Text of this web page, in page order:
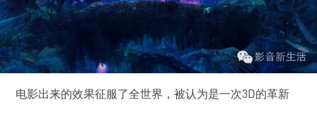
电影出来的效果征服了全世界，被认为是一次3D的革新